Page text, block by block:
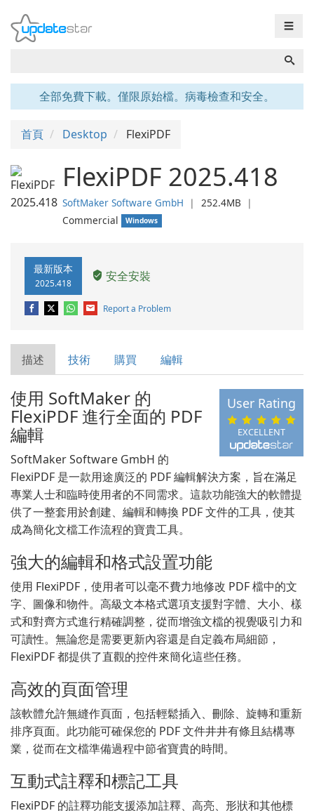
☰
全部免費下載。僅限原始檔。病毒檢查和安全。
首頁 Desktop FlexiPDF
FlexiPDF 2025.418
SoftMaker Software GmbH ❘ 252.4MB
❘
Commercial
Windows
最新版本
2025.418 安全安裝
Report a Problem
描述 技術 購買 編輯
EXCELLENT
User Rating
使用 SoftMaker 的
FlexiPDF 進行全面的 PDF
編輯
SoftMaker Software GmbH 的
FlexiPDF 是一款用途廣泛的 PDF 編輯解決方案，旨在滿足
專業人士和臨時使用者的不同需求。這款功能強大的軟體提
供了一整套用於創建、編輯和轉換 PDF 文件的工具，使其
成為簡化文檔工作流程的寶貴工具。
強大的編輯和格式設置功能
使用 FlexiPDF，使用者可以毫不費力地修改 PDF 檔中的文
字、圖像和物件。高級文本格式選項支援對字體、大小、樣
式和對齊方式進行精確調整，從而增強文檔的視覺吸引力和
可讀性。無論您是需要更新內容還是自定義布局細節，
FlexiPDF 都提供了直觀的控件來簡化這些任務。
高效的頁面管理
該軟體允許無縫作頁面，包括輕鬆插入、刪除、旋轉和重新
排序頁面。此功能可確保您的 PDF 文件井井有條且結構專
業，從而在文檔準備過程中節省寶貴的時間。
互動式註釋和標記工具
FlexiPDF 的註釋功能支援添加註釋、高亮、形狀和其他標